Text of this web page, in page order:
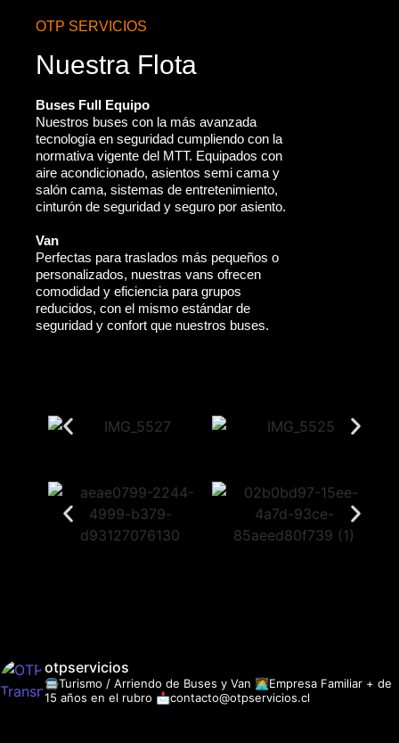
OTP SERVICIOS
Nuestra Flota
Buses Full Equipo
Nuestros buses con la más avanzada
tecnología en seguridad cumpliendo con la
normativa vigente del MTT. Equipados con
aire acondicionado, asientos semi cama y
salón cama, sistemas de entretenimiento,
cinturón de seguridad y seguro por asiento.
Van
Perfectas para traslados más pequeños o
personalizados, nuestras vans ofrecen
comodidad y eficiencia para grupos
reducidos, con el mismo estándar de
seguridad y confort que nuestros buses.
otpservicios
🚍Turismo / Arriendo de Buses y Van 👩‍💻Empresa Familiar + de
15 años en el rubro 📩contacto@otpservicios.cl